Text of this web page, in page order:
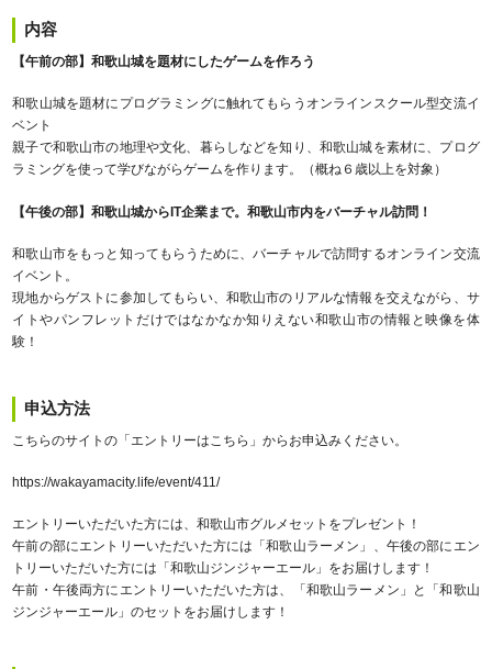
内容
【午前の部】和歌山城を題材にしたゲームを作ろう
和歌山城を題材にプログラミングに触れてもらうオンラインスクール型交流イ
ベント
親子で和歌山市の地理や文化、暮らしなどを知り、和歌山城を素材に、プログ
ラミングを使って学びながらゲームを作ります。（概ね６歳以上を対象）
【午後の部】和歌山城からIT企業まで。和歌山市内をバーチャル訪問！
和歌山市をもっと知ってもらうために、バーチャルで訪問するオンライン交流
イベント。
現地からゲストに参加してもらい、和歌山市のリアルな情報を交えながら、サ
イトやパンフレットだけではなかなか知りえない和歌山市の情報と映像を体
験！
申込方法
こちらのサイトの「エントリーはこちら」からお申込みください。
https://wakayamacity.life/event/411/
エントリーいただいた方には、和歌山市グルメセットをプレゼント！
午前の部にエントリーいただいた方には「和歌山ラーメン」、午後の部にエン
トリーいただいた方には「和歌山ジンジャーエール」をお届けします！
午前・午後両方にエントリーいただいた方は、「和歌山ラーメン」と「和歌山
ジンジャーエール」のセットをお届けします！